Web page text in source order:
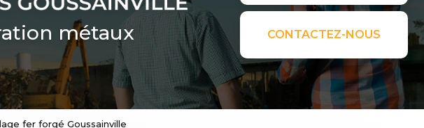
métaux CONTACTEZ-NOUS
fer forgé Goussainville